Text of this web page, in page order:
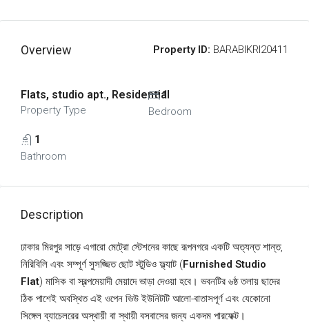
Overview Property ID: BARABIKRI20411
Flats, studio apt., Residential
Property Type
1
Bedroom
1
Bathroom
Description
ঢাকার মিরপুর সাড়ে এগারো মেট্রো স্টেশনের কাছে রূপনগরে একটি অত্যন্ত শান্ত,
নিরিবিলি এবং সম্পূর্ণ সুসজ্জিত ছোট স্টুডিও ফ্ল্যাট (Furnished Studio
Flat) মাসিক বা স্বল্পমেয়াদী মেয়াদে ভাড়া দেওয়া হবে। ভবনটির ৬ষ্ঠ তলায় ছাদের
ঠিক পাশেই অবস্থিত এই ওপেন ভিউ ইউনিটটি আলো-বাতাসপূর্ণ এবং যেকোনো
সিঙ্গেল ব্যাচেলরের অস্থায়ী বা স্থায়ী বসবাসের জন্য একদম পারফেক্ট।